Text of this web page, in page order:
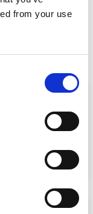
from your use